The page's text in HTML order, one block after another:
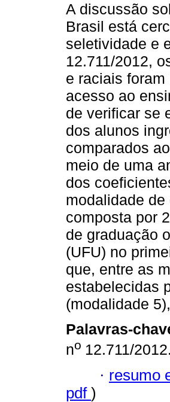
A discussão
Brasil está
seletividade e
12.711/2012,
e raciais
acesso ao
de verificar se
dos alunos
comparados
meio de uma
dos
modalidade
composta por
de graduação
(UFU) no
que, entre as
estabelecidas
(modalidade
Palavras-
no 12.711/2012.
· resumo
pdf )